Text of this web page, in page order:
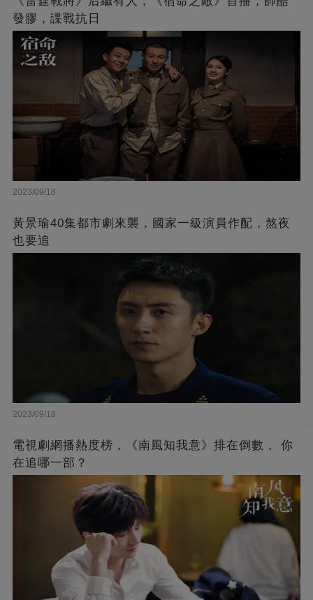
發膠，諜戰抗日
2023/09/18
黃景瑜40集都市劇來襲，國家一級演員作配，熬夜
也要追
2023/09/18
電視劇網播熱度榜，《南風知我意》排在倒數， 你
在追哪一部？